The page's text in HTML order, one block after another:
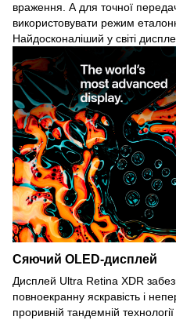
враження. А для точної
використовувати режим
Найдосконаліший у світі
Сяючий OLED-дисплей
Дисплей Ultra Retina XDR
повноекранну яскравість і
проривній тандемній